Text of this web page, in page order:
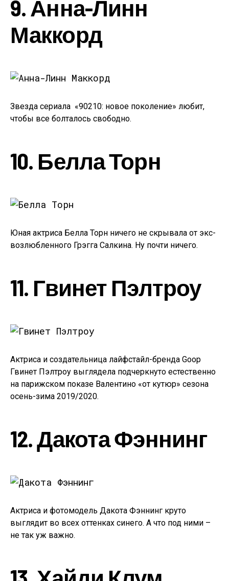
9. Анна-Линн
Маккорд
Звезда сериала «90210: новое поколение» любит,
чтобы все болталось свободно.
10. Белла Торн
Юная актриса Белла Торн ничего не скрывала от экс-
возлюбленного Грэгга Салкина. Ну почти ничего.
11. Гвинет Пэлтроу
Актриса и создательница лайфстайл-бренда Goop
Гвинет Пэлтроу выглядела подчеркнуто естественно
на парижском показе Валентино «от кутюр» сезона
осень-зима 2019/2020.
12. Дакота Фэннинг
Актриса и фотомодель Дакота Фэннинг круто
выглядит во всех оттенках синего. А что под ними –
не так уж важно.